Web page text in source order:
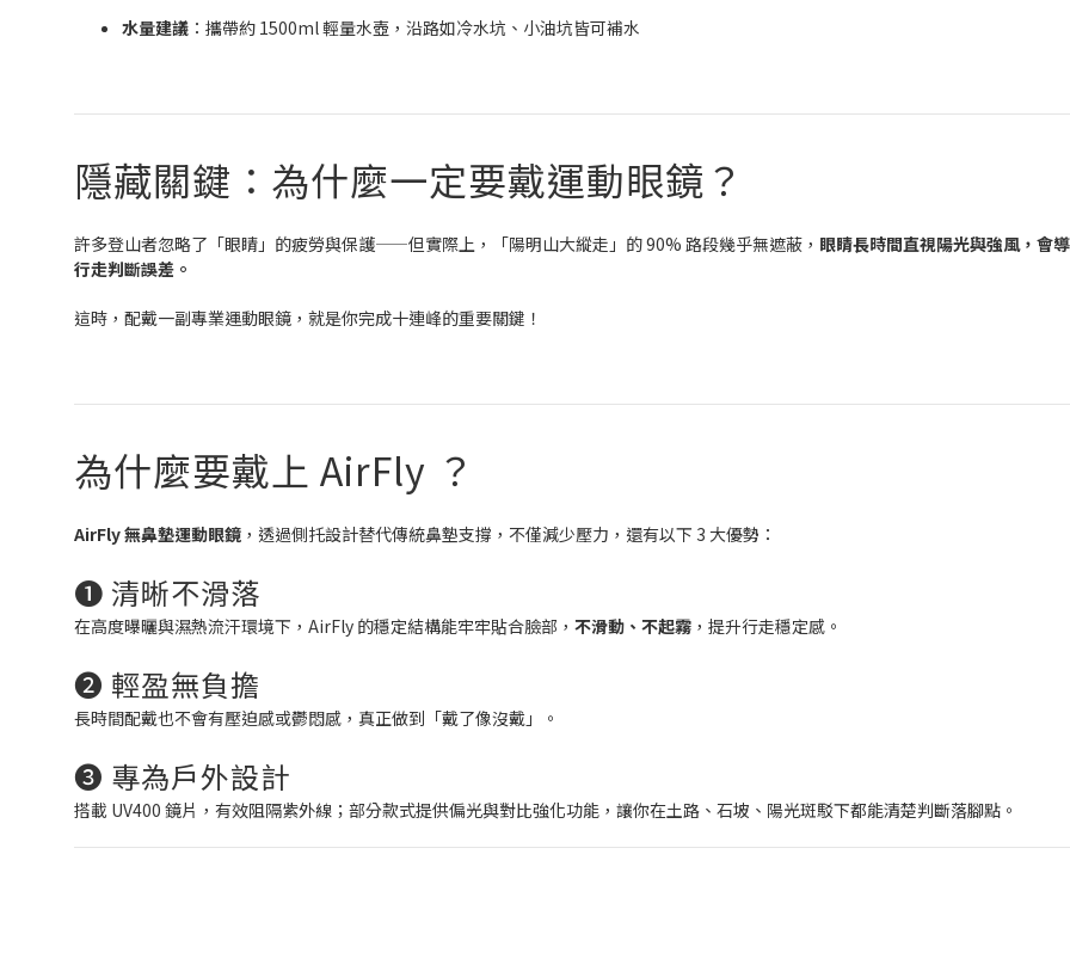
水量建議 ：攜帶約 1500ml 輕量水壺，沿路如冷水坑、小油坑皆可補水
隱藏關鍵：為什麼一定要戴運動眼鏡？
許多登山者忽略了「眼睛」的疲勞與保護——但實際上，「陽明山大縱走」的 90% 路段幾乎無遮蔽， 眼睛長時間直視陽光與強風，會
行走判斷誤差。
這時，配戴一副專業運動眼鏡，就是你完成十連峰的重要關鍵！
為什麼要戴上 AirFly ？
AirFly 無鼻墊運動眼鏡 ，透過側托設計替代傳統鼻墊支撐，不僅減少壓力，還有以下 3 大優勢：
❶ 清晰不滑落
在高度曝曬與濕熱流汗環境下，AirFly 的穩定結構能牢牢貼合臉部， 不滑動、不起霧 ，提升行走穩定感。
❷ 輕盈無負擔
長時間配戴也不會有壓迫感或鬱悶感，真正做到「戴了像沒戴」。
❸ 專為戶外設計
搭載 UV400 鏡片，有效阻隔紫外線；部分款式提供偏光與對比強化功能，讓你在土路、石坡、陽光斑駁下都能清楚判斷落腳點。